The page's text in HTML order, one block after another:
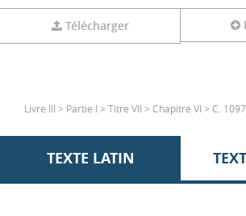
Télécharger
Livre III > Partie I > Titre VII > Chapitre VI > C.
TEXTE LATIN